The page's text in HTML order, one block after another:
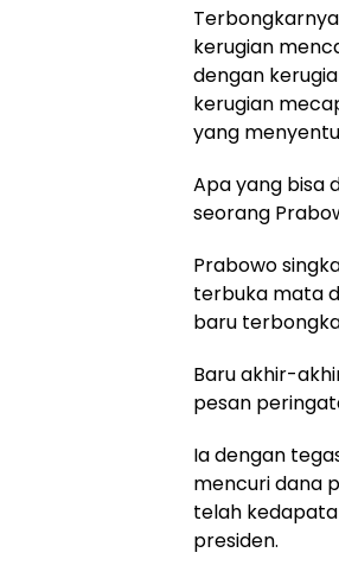
kerugian
dengan
kerugian
yang
Apa yang bisa
seorang
Prabowo
terbuka mata
baru
Baru akhir-
pesan
Ia dengan
mencuri dana
telah
presiden.